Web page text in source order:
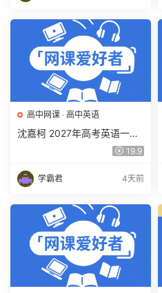
高中网课 · 高中英语
沈嘉柯 2027年高考英语一轮
复习网课教程 高三英语 上学
下载
19.9
学霸君 4天前